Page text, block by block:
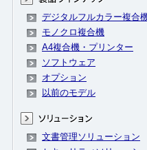
デジタルフルカラー複合
モノクロ複合機
A4複合機・プリンター
ソフトウェア
オプション
以前のモデル
文書管理ソリューション